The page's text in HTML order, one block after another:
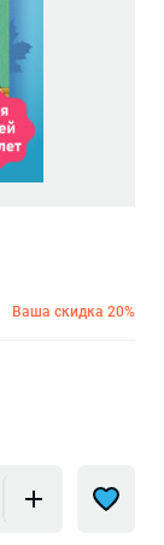
Ваша скидка 20%